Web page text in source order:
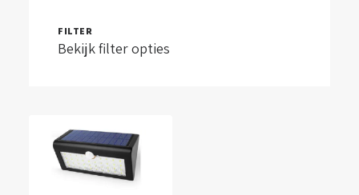
FILTER
Bekijk filter opties